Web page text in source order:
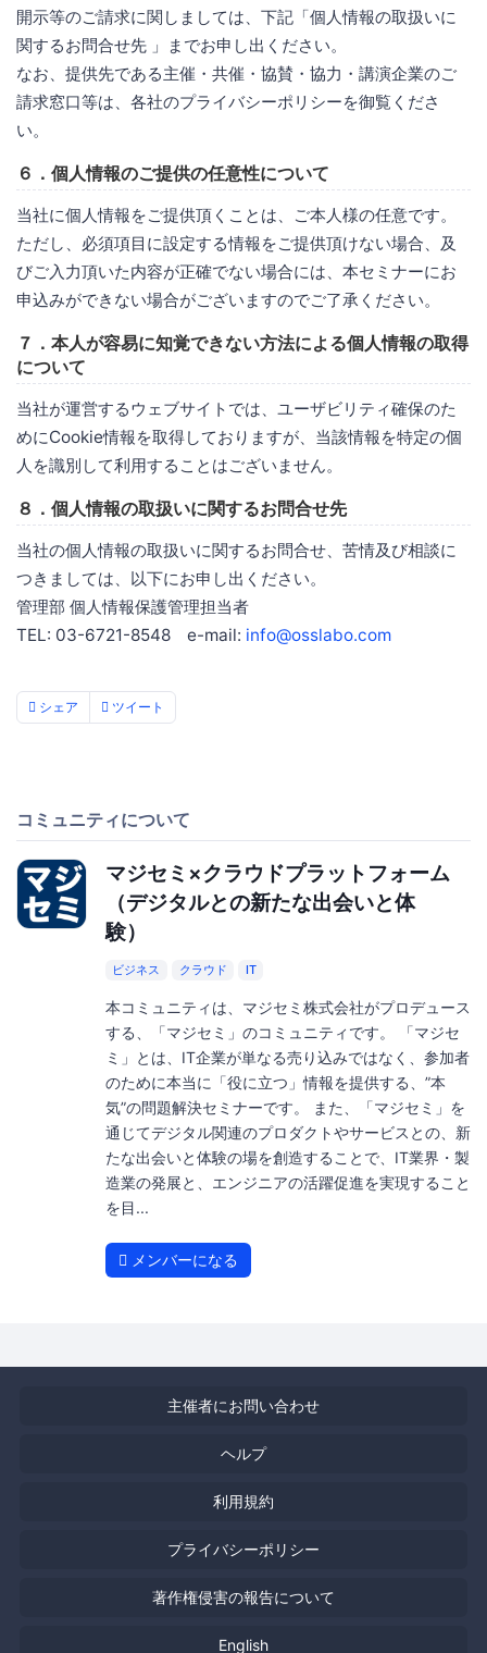
開示等のご請求に関しましては、下記「個人情報の取扱いに
関するお問合せ先 」までお申し出ください。
なお、提供先である主催・共催・協賛・協力・講演企業のご
請求窓口等は、各社のプライバシーポリシーを御覧くださ
い。
６．個人情報のご提供の任意性について
当社に個人情報をご提供頂くことは、ご本人様の任意です。
ただし、必須項目に設定する情報をご提供頂けない場合、及
びご入力頂いた内容が正確でない場合には、本セミナーにお
申込みができない場合がございますのでご了承ください。
７．本人が容易に知覚できない方法による個人情報の取得
について
当社が運営するウェブサイトでは、ユーザビリティ確保のた
めにCookie情報を取得しておりますが、当該情報を特定の個
人を識別して利用することはございません。
８．個人情報の取扱いに関するお問合せ先
当社の個人情報の取扱いに関するお問合せ、苦情及び相談に
つきましては、以下にお申し出ください。
管理部 個人情報保護管理担当者
TEL: 03-6721-8548 e-mail: info@osslabo.com
シェア ツイート
コミュニティについて
マジセミ×クラウドプラットフォーム
（デジタルとの新たな出会いと体
験）
ビジネス クラウド IT
本コミュニティは、マジセミ株式会社がプロデュース
する、「マジセミ」のコミュニティです。 「マジセ
ミ」とは、IT企業が単なる売り込みではなく、参加者
のために本当に「役に立つ」情報を提供する、”本
気”の問題解決セミナーです。 また、「マジセミ」を
通じてデジタル関連のプロダクトやサービスとの、新
たな出会いと体験の場を創造することで、IT業界・製
造業の発展と、エンジニアの活躍促進を実現すること
を目...
メンバーになる
主催者にお問い合わせ
ヘルプ
利用規約
プライバシーポリシー
著作権侵害の報告について
English